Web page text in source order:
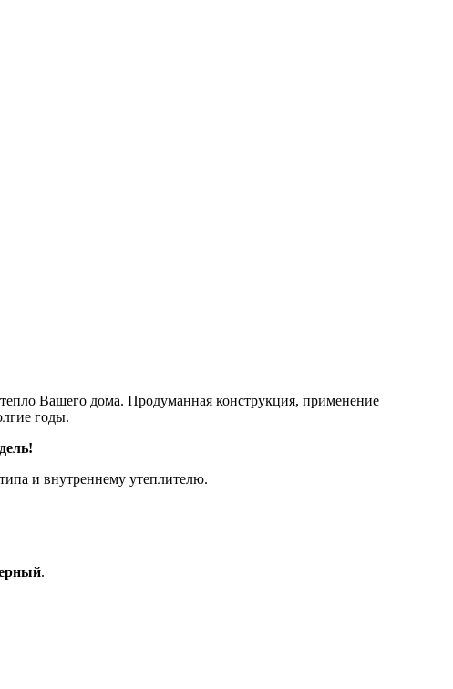
Вашего дома. Продуманная конструкция, применение
годы.
и внутреннему утеплителю.
.